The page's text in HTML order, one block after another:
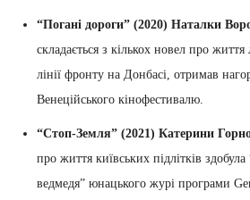
“Погані дороги” (2020) Наталки
складається з кількох новел про
лінії фронту на Донбасі, отримав
Венеційського кінофестивалю.
“Стоп-Земля” (2021) Катерини
про життя київських підлітків
ведмедя” юнацького журі програми